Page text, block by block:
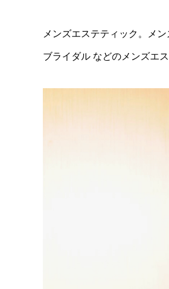
メンズエステティック。メ
ブライダル などのメンズエ